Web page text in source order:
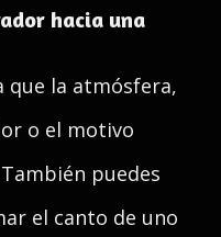
hacia una
que la atmósfera,
o el motivo
puedes
el canto de uno